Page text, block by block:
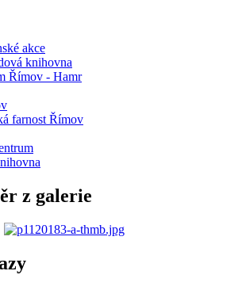
akce
knihovna
Římov - Hamr
farnost Římov
z galerie